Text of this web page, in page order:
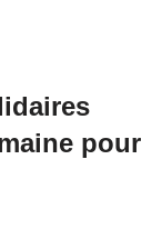
pour